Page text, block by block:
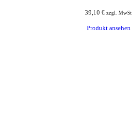
39,10 € zzgl. MwSt.
Produkt ansehen